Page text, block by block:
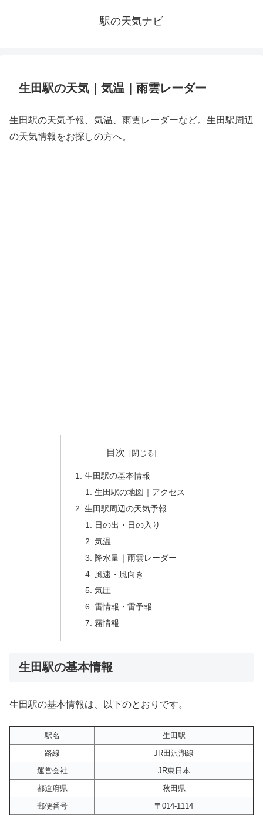
駅の天気ナビ
生田駅の天気｜気温｜雨雲レーダー
生田駅の天気予報、気温、雨雲レーダーなど。生田駅周辺
の天気情報をお探しの方へ。
目次
生田駅の基本情報
生田駅の地図｜アクセス
生田駅周辺の天気予報
日の出・日の入り
気温
降水量｜雨雲レーダー
風速・風向き
気圧
雷情報・雷予報
霧情報
生田駅の基本情報
生田駅の基本情報は、以下のとおりです。
駅名
生田駅
路線
JR田沢湖線
運営会社
JR東日本
都道府県
秋田県
郵便番号
〒014-1114